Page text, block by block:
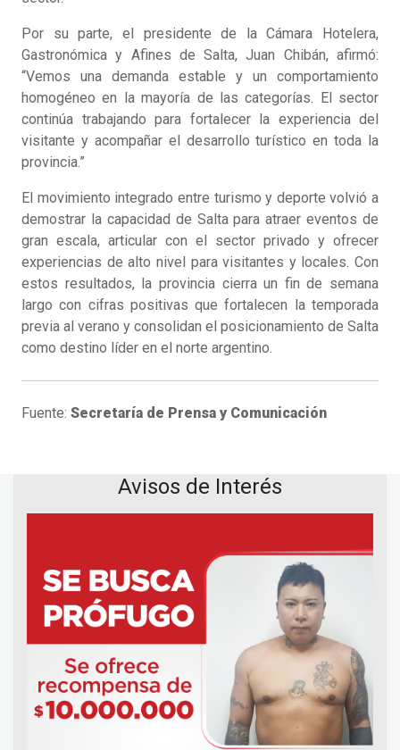
Por su parte, el presidente de la Cámara Hotelera,
Gastronómica y Afines de Salta, Juan Chibán, afirmó:
“Vemos una demanda estable y un comportamiento
homogéneo en la mayoría de las categorías. El sector
continúa trabajando para fortalecer la experiencia del
visitante y acompañar el desarrollo turístico en toda la
provincia.”
El movimiento integrado entre turismo y deporte volvió a
demostrar la capacidad de Salta para atraer eventos de
gran escala, articular con el sector privado y ofrecer
experiencias de alto nivel para visitantes y locales. Con
estos resultados, la provincia cierra un fin de semana
largo con cifras positivas que fortalecen la temporada
previa al verano y consolidan el posicionamiento de Salta
como destino líder en el norte argentino.
Fuente: Secretaría de Prensa y Comunicación
Avisos de Interés